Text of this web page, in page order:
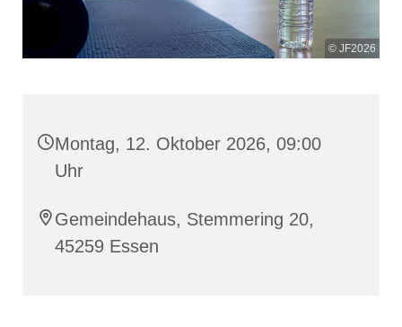
© JF2026
Montag, 12. Oktober 2026, 09:00
Uhr
Gemeindehaus, Stemmering 20,
45259 Essen